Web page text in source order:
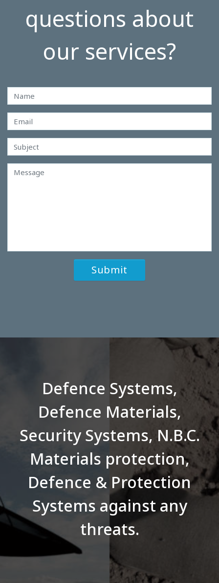
questions about
our services?
Defence Systems,
Defence Materials,
Security Systems, N.B.C.
Materials protection,
Defence & Protection
Systems against any
threats.